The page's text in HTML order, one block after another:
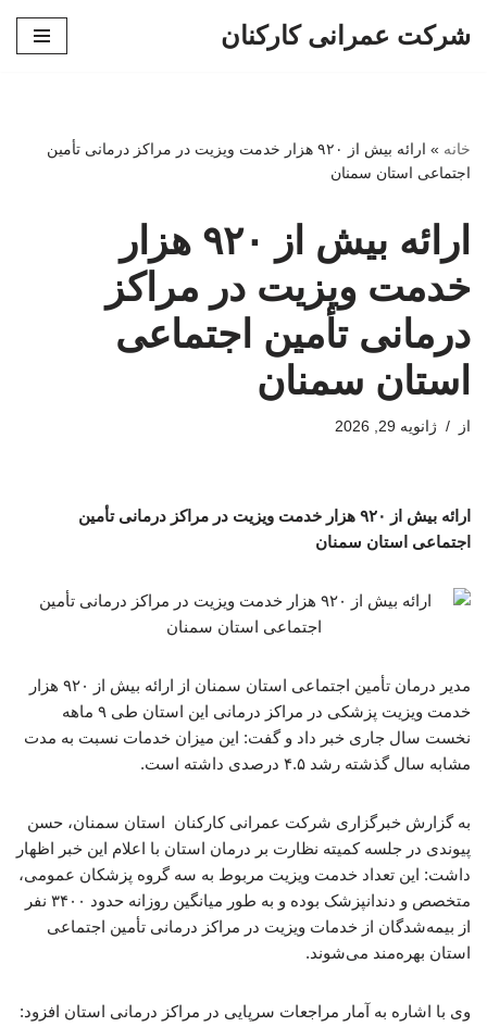
شرکت عمرانی کارکنان
خانه »
ارائه بیش از ۹۲۰ هزار خدمت ویزیت در مراکز درمانی تأمین
اجتماعی استان سمنان
ارائه بیش از ۹۲۰ هزار
خدمت ویزیت در مراکز
درمانی تأمین اجتماعی
استان سمنان
از ژانویه 29, 2026
ارائه بیش از ۹۲۰ هزار خدمت ویزیت در مراکز درمانی تأمین
اجتماعی استان سمنان
مدیر درمان تأمین اجتماعی استان سمنان از ارائه بیش از ۹۲۰ هزار
خدمت ویزیت پزشکی در مراکز درمانی این استان طی ۹ ماهه
نخست سال جاری خبر داد و گفت: این میزان خدمات نسبت به مدت
مشابه سال گذشته رشد ۴.۵ درصدی داشته است.
به گزارش خبرگزاری شرکت عمرانی کارکنان استان سمنان، حسن
پیوندی در جلسه کمیته نظارت بر درمان استان با اعلام این خبر اظهار
داشت: این تعداد خدمت ویزیت مربوط به سه گروه پزشکان عمومی،
متخصص و دندانپزشک بوده و به طور میانگین روزانه حدود ۳۴۰۰ نفر
از بیمه‌شدگان از خدمات ویزیت در مراکز درمانی تأمین اجتماعی
استان بهره‌مند می‌شوند.
وی با اشاره به آمار مراجعات سرپایی در مراکز درمانی استان افزود: